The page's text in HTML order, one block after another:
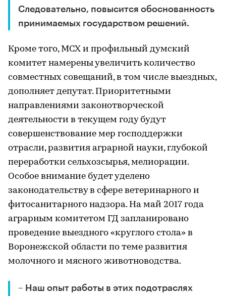
Следовательно, повысится обоснованность
принимаемых государством решений.
Кроме того, МСХ и профильный думский
комитет намерены увеличить количество
совместных совещаний, в том числе выездных,
дополняет депутат. Приоритетными
направлениями законотворческой
деятельности в текущем году будут
совершенствование мер господдержки
отрасли, развития аграрной науки, глубокой
переработки сельхозсырья, мелиорации.
Особое внимание будет уделено
законодательству в сфере ветеринарного и
фитосанитарного надзора. На май 2017 года
аграрным комитетом ГД запланировано
проведение выездного «круглого стола» в
Воронежской области по теме развития
молочного и мясного животноводства.
– Наш опыт работы в этих подотраслях